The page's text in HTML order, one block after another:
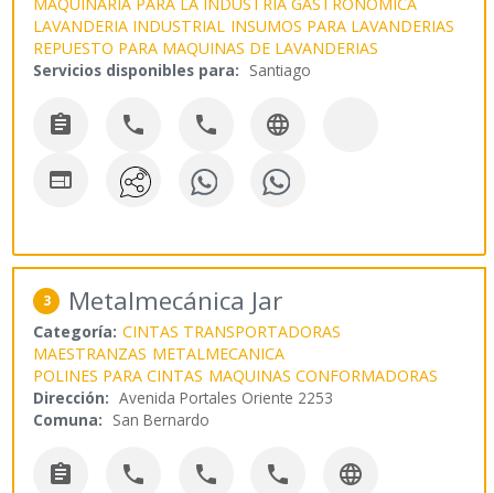
LAVANDERIA INDUSTRIAL INSUMOS PARA LAVANDERIAS
REPUESTO PARA MAQUINAS DE LAVANDERIAS
Servicios disponibles para: Santiago
   

3 Metalmecánica Jar
Categoría: CINTAS TRANSPORTADORAS
MAESTRANZAS METALMECANICA
POLINES PARA CINTAS MAQUINAS CONFORMADORAS
Dirección: Avenida Portales Oriente 2253
Comuna: San Bernardo
    